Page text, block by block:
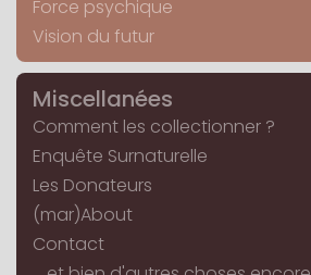
Force psychique
Vision du futur
Miscellanées
Comment les collectionner ?
Enquête Surnaturelle
Les Donateurs
(mar)About
Contact